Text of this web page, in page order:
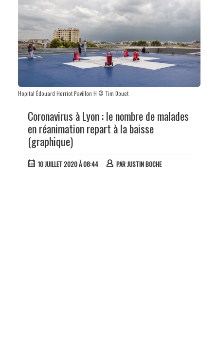
Hopital Édouard Herriot Pavillon H © Tim Douet
Coronavirus à Lyon : le nombre de malades
en réanimation repart à la baisse
(graphique)
10 JUILLET 2020 À 08:44 PARJUSTIN BOCHE